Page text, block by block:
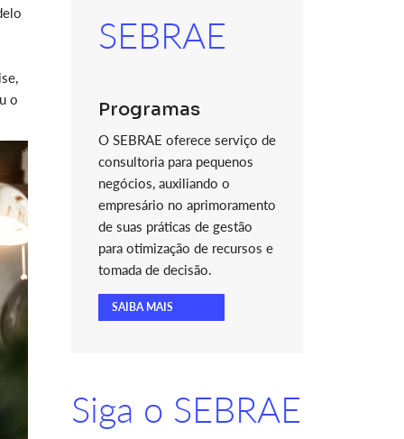
o
SEBRAE
Programas
O SEBRAE oferece serviço de
consultoria para pequenos
negócios, auxiliando o
empresário no aprimoramento
de suas práticas de gestão
para otimização de recursos e
tomada de decisão.
SAIBA MAIS
Siga o SEBRAE